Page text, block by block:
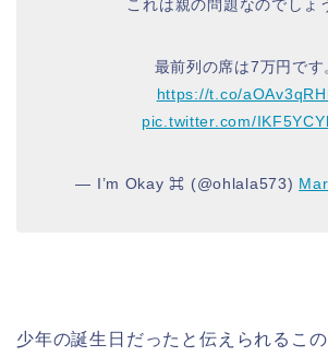
これは親の問題なのでしょ
最前列の席は7万円です
https://t.co/
pic.twitter.com/
— I’m Okay ⌘ (@ohlala573)
少年の誕生日だったと伝えられるこ